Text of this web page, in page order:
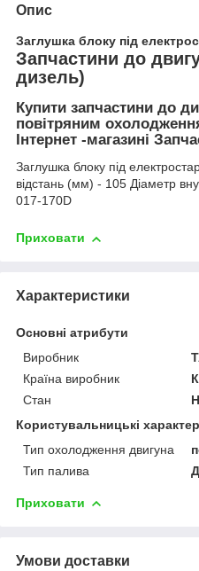
Опис
Заглушка блоку під
Запчастини до
дизель)
Купити запчастини до
повітряним
Інтернет -магазині
Заглушка блоку під
відстань (мм) - 105 Діаметр
017-170D
Приховати
Характеристики
Основні атрибути
Виробник
Країна виробник
Стан
Користувальницькі
Тип охолодження двигуна
Тип палива
Приховати
Умови доставки